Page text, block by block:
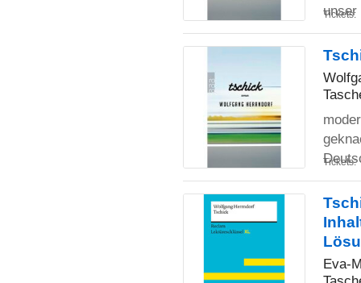
unser
Tickets:
Tickets:
Eva-